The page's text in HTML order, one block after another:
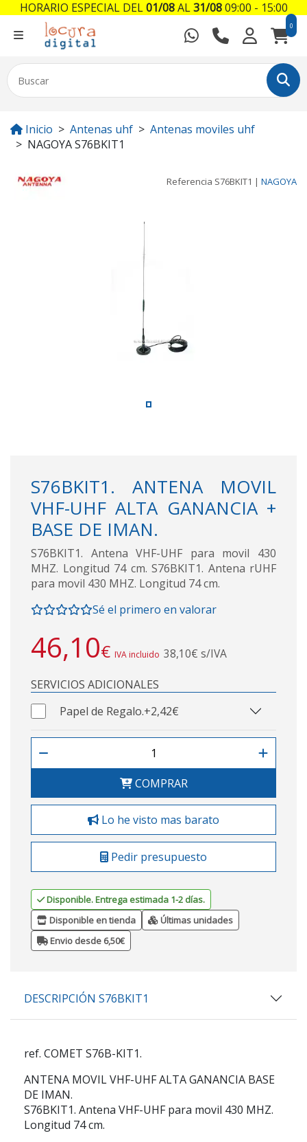
0
Inicio Antenas uhf
Antenas moviles uhf
NAGOYA S76BKIT1
Referencia S76BKIT1 | NAGOYA
S76BKIT1. ANTENA MOVIL
VHF-UHF ALTA GANANCIA +
BASE DE IMAN.
S76BKIT1. Antena VHF-UHF para movil 430
MHZ. Longitud 74 cm. S76BKIT1. Antena rUHF
para movil 430 MHZ. Longitud 74 cm.
Sé el primero en valorar
46,10€ IVA incluido 38,10€ s/IVA
SERVICIOS ADICIONALES
Papel de Regalo.+2,42€
COMPRAR
Lo he visto mas barato
Pedir presupuesto
Disponible. Entrega estimada 1-2 días.
Disponible en tienda
Últimas unidades
Envio desde 6,50€
DESCRIPCIÓN S76BKIT1
ref. COMET S76B-KIT1.
ANTENA MOVIL VHF-UHF ALTA GANANCIA BASE
DE IMAN.
S76BKIT1. Antena VHF-UHF para movil 430 MHZ.
Longitud 74 cm.
HORARIO ESPECIAL DEL01/08AL31/0809:00 - 15:00